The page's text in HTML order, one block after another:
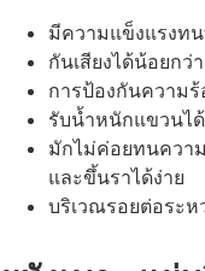
มีความแข็งแรงท
กันเสียงได้น้อยกว่
การป้องกันความ
รับน้ำหนักแขวนไ
มักไม่ค่อยทนควา
และขึ้นราได้ง่าย
บริเวณรอยต่อระห